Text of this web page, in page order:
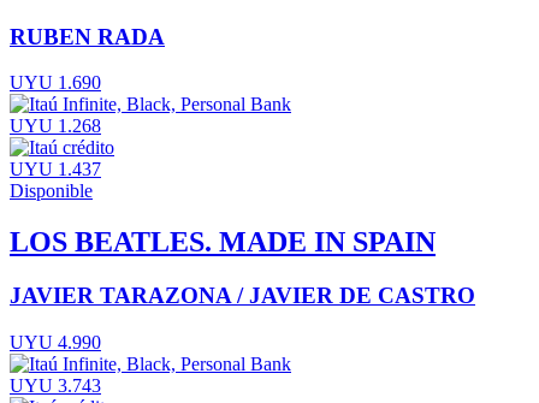
RUBEN RADA
UYU 1.690
UYU 1.268
UYU 1.437
Disponible
LOS BEATLES. MADE IN SPAIN
JAVIER TARAZONA / JAVIER DE CASTRO
UYU 4.990
UYU 3.743